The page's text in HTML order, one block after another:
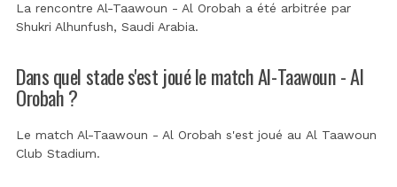
La rencontre Al-Taawoun - Al Orobah a été arbitrée par
Shukri Alhunfush, Saudi Arabia.
Dans quel stade s'est joué le match Al-Taawoun - Al
Orobah ?
Le match Al-Taawoun - Al Orobah s'est joué au Al Taawoun
Club Stadium.